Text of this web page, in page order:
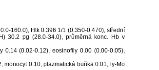
160.0), Htk 0.396 1/1 (0.350-0.470), střední
30.2 pg (28.0-34.0), průměrná konc. Hb v
0.14 (0.02-0.12), eosinofily 0.00 (0.00-0.05),
monocyt 0.10, plazmatická buňka 0.01, ly-Mo